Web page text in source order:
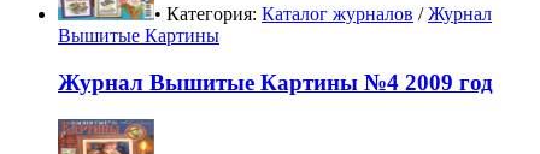
• Категория: Каталог журналов /Журнал
Вышитые Картины
Журнал Вышитые Картины №4 2009 год